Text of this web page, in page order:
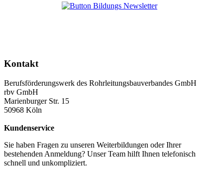
Kontakt
Berufsförderungswerk des Rohrleitungsbauverbandes GmbH
rbv GmbH
Marienburger Str. 15
50968 Köln
Kundenservice
Sie haben Fragen zu unseren Weiterbildungen oder Ihrer
bestehenden Anmeldung? Unser Team hilft Ihnen telefonisch
schnell und unkompliziert.